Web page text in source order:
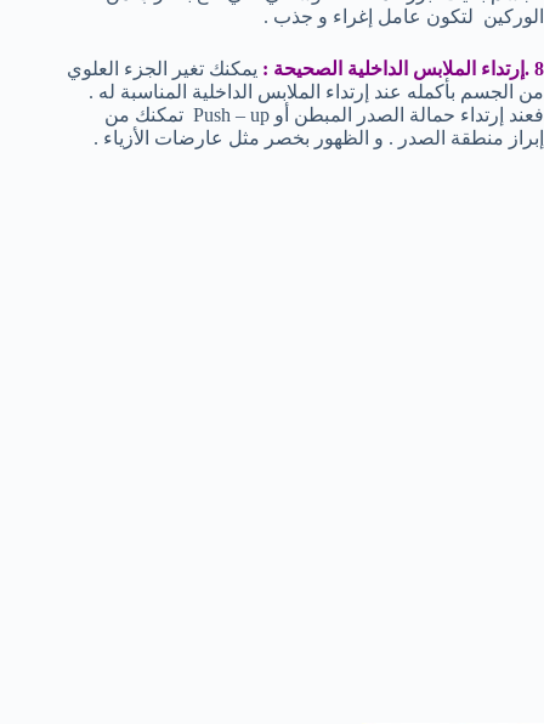
الوركين لتكون عامل إغراء و جذب .
8 .إرتداء الملابس الداخلية الصحيحة :
يمكنك تغير الجزء العلوي
من الجسم بأكمله عند إرتداء الملابس الداخلية المناسبة له .
فعند إرتداء حمالة الصدر المبطن أو Push – up تمكنك من
إبراز منطقة الصدر . و الظهور بخصر مثل عارضات الأزياء .